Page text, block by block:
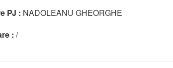
PJ : NADOLEANU GHEORGHE
: /